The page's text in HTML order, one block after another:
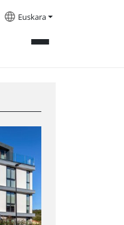
Euskara